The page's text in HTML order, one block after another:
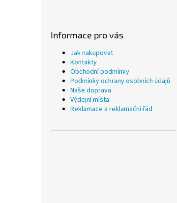
Informace pro vás
Jak nakupovat
Kontakty
Obchodní podmínky
Podmínky ochrany osobních údajů
Naše doprava
Výdejní místa
Reklamace a reklamační řád